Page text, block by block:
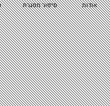
אודות סיפור מסגרת